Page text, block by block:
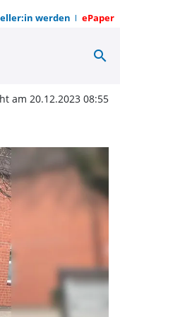
werden ePaper
|
search
am 20.12.2023 08:55